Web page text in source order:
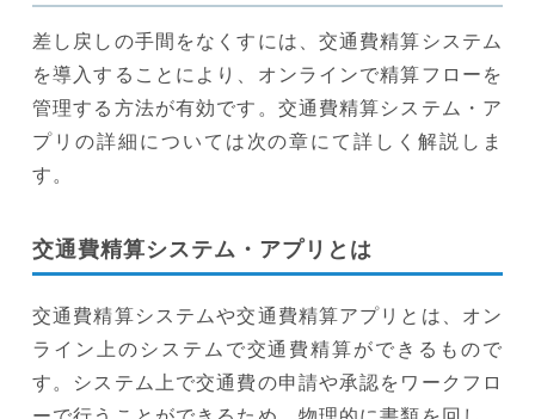
差し戻しの手間をなくすには、交通費精算システム
を導入することにより、オンラインで精算フローを
管理する方法が有効です。交通費精算システム・ア
プリの詳細については次の章にて詳しく解説しま
す。
交通費精算システム・アプリとは
交通費精算システムや交通費精算アプリとは、オン
ライン上のシステムで交通費精算ができるもので
す。システム上で交通費の申請や承認をワークフロ